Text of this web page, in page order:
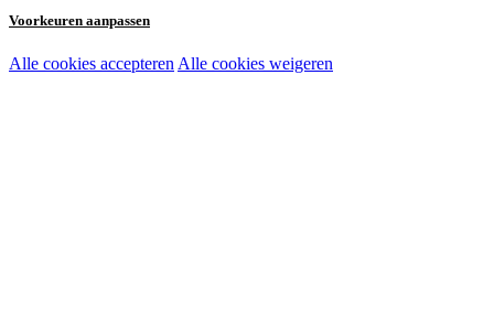
Voorkeuren aanpassen
Noodzakelijke cookies:
Alle cookies accepteren Alle cookies weigeren